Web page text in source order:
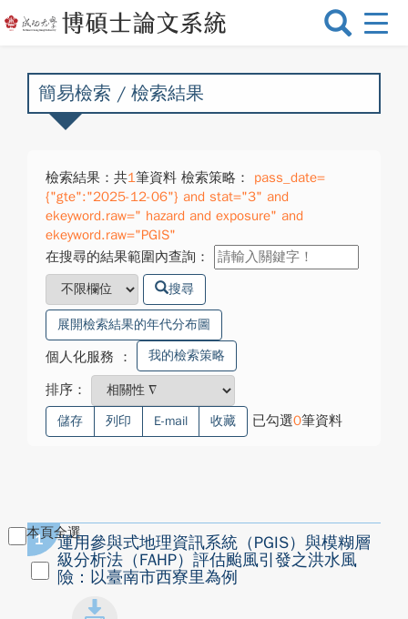
選
換
簡易檢索 / 檢索結果
檢索結果：共1筆資料 檢索策略：
pass_date=
{"gte":"2025-12-06"} and stat="3" and
ekeyword.raw=" hazard and exposure" and
ekeyword.raw="PGIS"
在搜尋的結果範圍內查詢：
搜尋
展開檢索結果的年代分布圖
個人化服務 ： 我的檢索策略
排序：
儲存 列印 E-mail 收藏 已勾選0筆資料
本頁全選
1
運用參與式地理資訊系統（PGIS）與模糊層
級分析法（FAHP）評估颱風引發之洪水風
險：以臺南市西寮里為例